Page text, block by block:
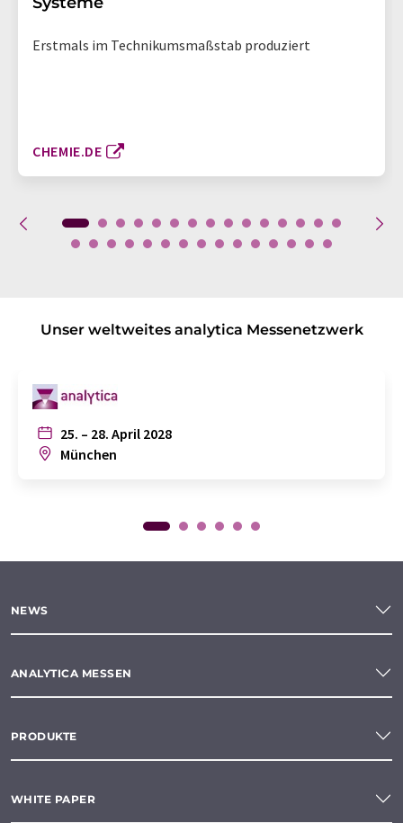
Erstmals im Technikumsmaßstab produziert
CHEMIE.DE
Unser weltweites analytica Messenetzwerk
25. – 28. April 2028
München
NEWS
ANALYTICA MESSEN
PRODUKTE
WHITE PAPER